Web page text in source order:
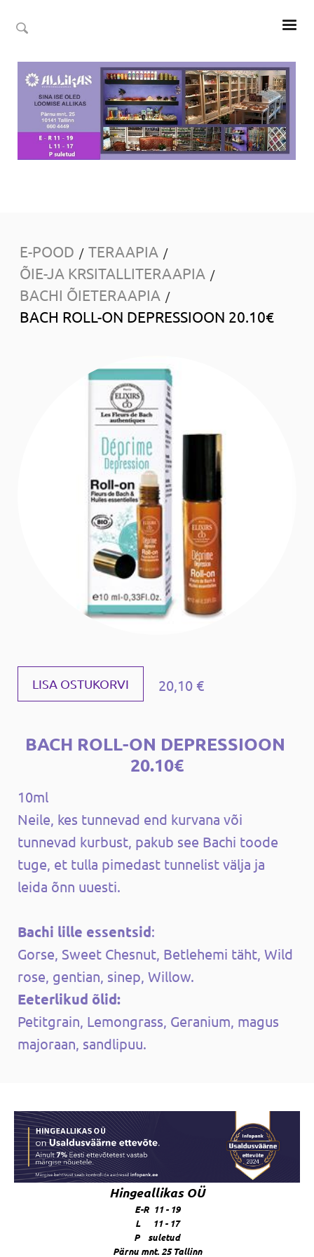
E-POOD / TERAAPIA /
ÕIE-JA KRSITALLITERAAPIA /
BACHI ÕIETERAAPIA /
BACH ROLL-ON DEPRESSIOON 20.10€
LISA OSTUKORVI 20,10 €
BACH ROLL-ON DEPRESSIOON
20.10€
10ml
Neile, kes tunnevad end kurvana või
tunnevad kurbust, pakub see Bachi toode
tuge, et tulla pimedast tunnelist välja ja
leida õnn uuesti.
Bachi lille essentsid:
Gorse, Sweet Chesnut, Betlehemi täht, Wild
rose, gentian, sinep, Willow.
Eeterlikud õlid:
Petitgrain, Lemongrass, Geranium, magus
majoraan, sandlipuu.
Hingeallikas OÜ
E-R 11 - 19
L 11 - 17
P suletud
Pärnu mnt. 25 Tallinn